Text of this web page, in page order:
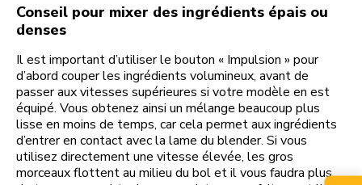
Conseil pour mixer des ingrédients épais ou
denses
Il est important d’utiliser le bouton « Impulsion » pour
d’abord couper les ingrédients volumineux, avant de
passer aux vitesses supérieures si votre modèle en est
équipé. Vous obtenez ainsi un mélange beaucoup plus
lisse en moins de temps, car cela permet aux ingrédients
d’entrer en contact avec la lame du blender. Si vous
utilisez directement une vitesse élevée, les gros
morceaux flottent au milieu du bol et il vous faudra plus